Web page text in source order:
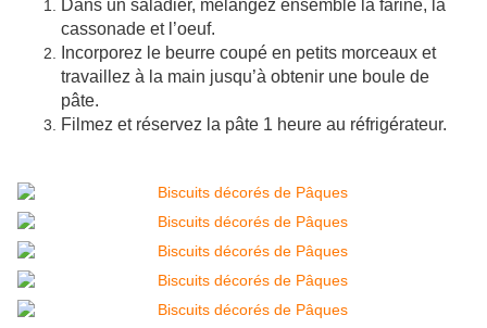
Dans un saladier, mélangez ensemble la farine, la
cassonade et l’oeuf.
Incorporez le beurre coupé en petits morceaux et
travaillez à la main jusqu’à obtenir une boule de
pâte.
Filmez et réservez la pâte 1 heure au réfrigérateur.